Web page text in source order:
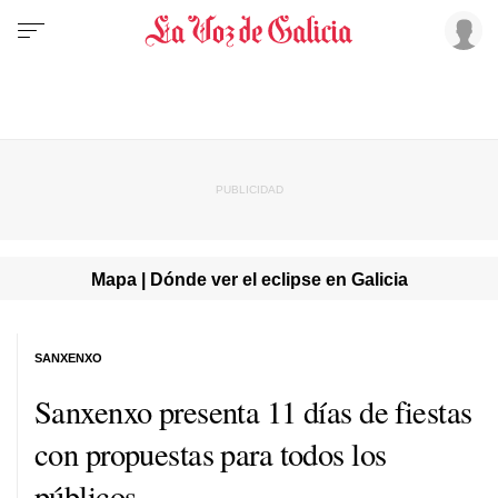
Mapa | Dónde ver el eclipse en Galicia
Sanxenxo presenta 11 días de fiestas
con propuestas para todos los
SANXENXO